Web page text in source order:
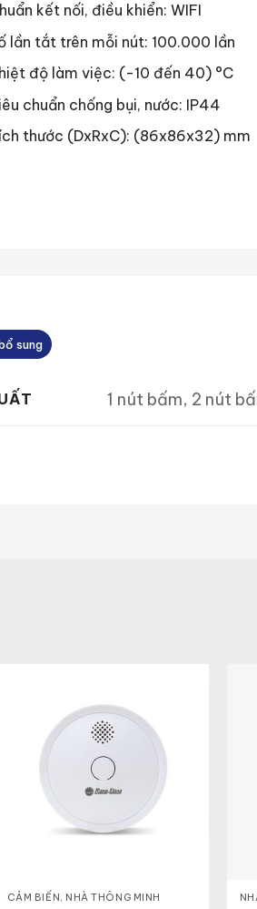
kết nối, điều khiển: WIFI
lần tắt trên mỗi nút: 100.000 lần
độ làm việc: (-10 đến 40) °C
chuẩn chống bụi, nước: IP44
thước (DxRxC): (86x86x32) mm
sung
1 nút bấm, 2 nút
CẢM BIẾN, NHÀ THÔNG MINH